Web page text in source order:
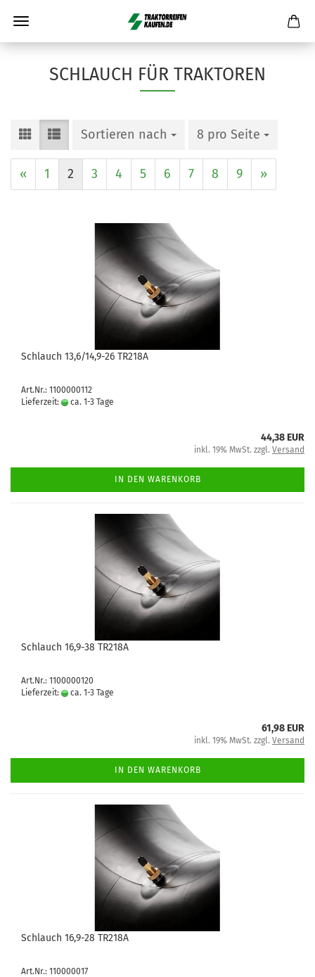
SCHLAUCH FÜR TRAKTOREN
Sortieren nach 8 pro Seite
« 1 2 3 4 5 6 7 8 9 »
Schlauch 13,6/14,9-26 TR218A
Art.Nr.: 1100000112
Lieferzeit:
ca. 1-3 Tage
44,38 EUR
inkl. 19% MwSt. zzgl. Versand
IN DEN WARENKORB
Schlauch 16,9-38 TR218A
Art.Nr.: 1100000120
Lieferzeit:
ca. 1-3 Tage
61,98 EUR
inkl. 19% MwSt. zzgl. Versand
IN DEN WARENKORB
Schlauch 16,9-28 TR218A
Art.Nr.: 110000017